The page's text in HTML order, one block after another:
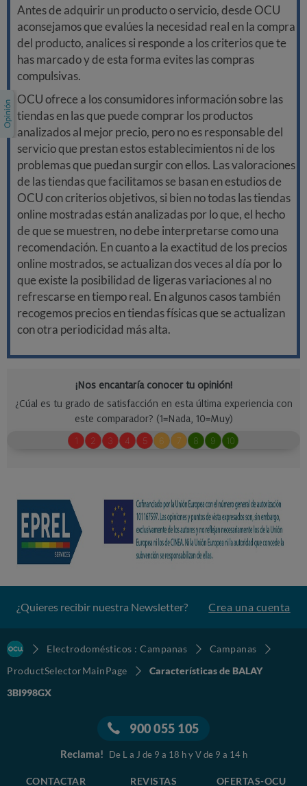
Antes de adquirir un producto o servicio, desde OCU
aconsejamos que evalúes la necesidad real en la compra
del producto, analices si responde a los criterios que te
has marcado y de esta forma evites las compras
compulsivas.
OCU ofrece a los consumidores información sobre las
tiendas en las que puede comprar los productos
analizados al mejor precio, pero no es responsable del
servicio que prestan estos establecimientos ni de los
problemas que puedan surgir con ellos. Las valoraciones
de las tiendas que facilitamos se basan en estudios de
OCU con criterios objetivos, si bien no todas las tiendas
online mostradas están analizadas por lo que, el hecho
de que se muestren, no debe interpretarse como una
recomendación. En cuanto a la exactitud de los precios
online mostrados, se actualizan dos veces al día por lo
que existe la posibilidad de ligeras variaciones al no
refrescarse en tiempo real. En algunos casos también
recogemos precios en tiendas físicas que se actualizan
con otra periodicidad más alta.
¿Quieres recibir nuestra Newsletter? Crea una cuenta
Electrodomésticos : Campanas
Campanas
ProductSelectorMainPage
Características de BALAY
3BI998GX
900 055 105
Reclama! De L a J de 9 a 18 h y V de 9 a 14 h
CONTACTAR REVISTAS OFERTAS-OCU